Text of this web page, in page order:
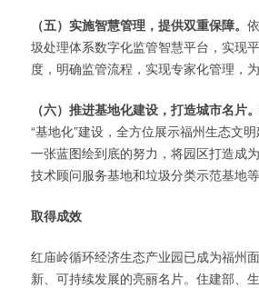
（五）实施智慧管理，提供双重保障。
圾处理体系数字化监管智慧平台，实现
度，明确监管流程，实现专家化管理，
（六）推进基地化建设，打造城市名片。
“基地化”建设，全方位展示福州生态文
一张蓝图绘到底的努力，将园区打造成
技术顾问服务基地和垃圾分类示范基地等
取得成效
红庙岭循环经济生态产业园已成为福州
新、可持续发展的亮丽名片。住建部、